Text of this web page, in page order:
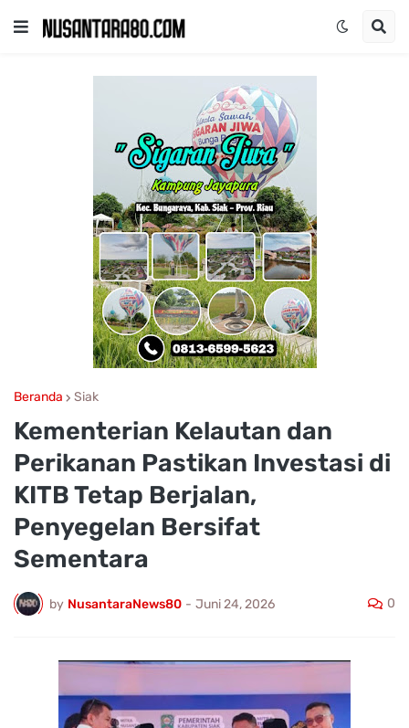
Beranda Siak
Kementerian Kelautan dan
Perikanan Pastikan Investasi di
KITB Tetap Berjalan,
Penyegelan Bersifat
Sementara
by NusantaraNews80 - Juni 24, 2026 0